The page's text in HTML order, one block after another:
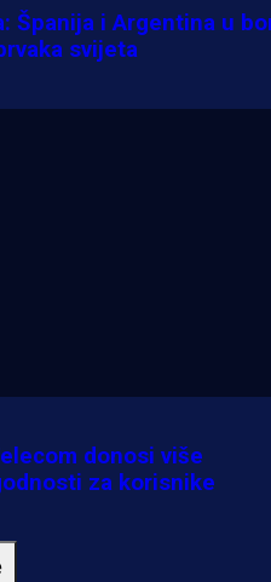
Španija i Argentina u
svijeta
donosi više
za korisnike